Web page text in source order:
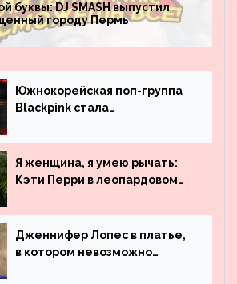
буквы: DJ SMASH выпустил
городу Пермь
Южнокорейская поп-группа
Blackpink стала
просмотрам на YouTube. Они
обогнали даже Джастина
Бибера
Я женщина, я умею рычать:
Кэти Перри в леопардовом
Дженнифер Лопес в платье,
в котором невозможно